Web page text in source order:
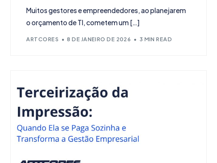
Muitos gestores e empreendedores, ao planejarem
o orçamento de TI, cometem um […]
ARTCORES 8 DE JANEIRO DE 2026 3 MIN READ